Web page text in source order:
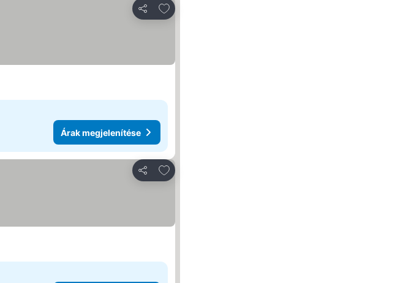
Megosztás
Hozzáadás a kedvencekhez
Árak megjelenítése
Megosztás
Hozzáadás a kedvencekhez